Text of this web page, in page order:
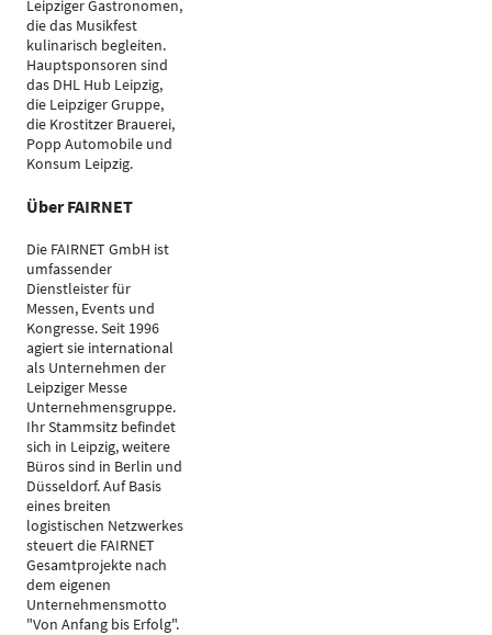
Leipziger Gastronomen,
die das Musikfest
kulinarisch begleiten.
Hauptsponsoren sind
das DHL Hub Leipzig,
die Leipziger Gruppe,
die Krostitzer Brauerei,
Popp Automobile und
Konsum Leipzig.
Über FAIRNET
Die FAIRNET GmbH ist
umfassender
Dienstleister für
Messen, Events und
Kongresse. Seit 1996
agiert sie international
als Unternehmen der
Leipziger Messe
Unternehmensgruppe.
Ihr Stammsitz befindet
sich in Leipzig, weitere
Büros sind in Berlin und
Düsseldorf. Auf Basis
eines breiten
logistischen Netzwerkes
steuert die FAIRNET
Gesamtprojekte nach
dem eigenen
Unternehmensmotto
"Von Anfang bis Erfolg".